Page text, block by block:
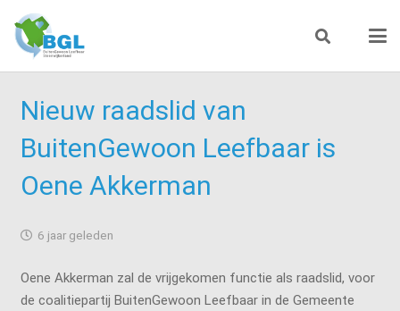
Nieuw raadslid van
BuitenGewoon Leefbaar is
Oene Akkerman
6 jaar geleden
Oene Akkerman zal de vrijgekomen functie als raadslid, voor
de coalitiepartij BuitenGewoon Leefbaar in de Gemeente